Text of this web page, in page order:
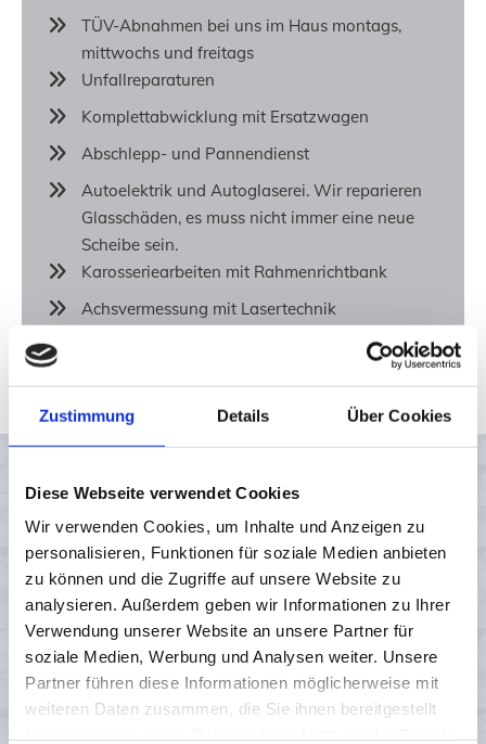
Zustimmung Details Über Cookies
Diese Webseite verwendet Cookies
Wir verwenden Cookies, um Inhalte und Anzeigen zu
personalisieren, Funktionen für soziale Medien anbieten
zu können und die Zugriffe auf unsere Website zu
analysieren. Außerdem geben wir Informationen zu Ihrer
Verwendung unserer Website an unsere Partner für
soziale Medien, Werbung und Analysen weiter. Unsere
Partner führen diese Informationen möglicherweise mit
weiteren Daten zusammen, die Sie ihnen bereitgestellt
TÜV-Abnahmen bei uns im Haus montags,
mittwochs und freitags
Unfallreparaturen
Komplettabwicklung mit Ersatzwagen
Abschlepp- und Pannendienst
Autoelektrik und Autoglaserei. Wir reparieren
Glasschäden, es muss nicht immer eine neue
Scheibe sein.
Karosseriearbeiten mit Rahmenrichtbank
Achsvermessung mit Lasertechnik
Einbau und Wartung von Klimaanlagen
Kompetenter Service